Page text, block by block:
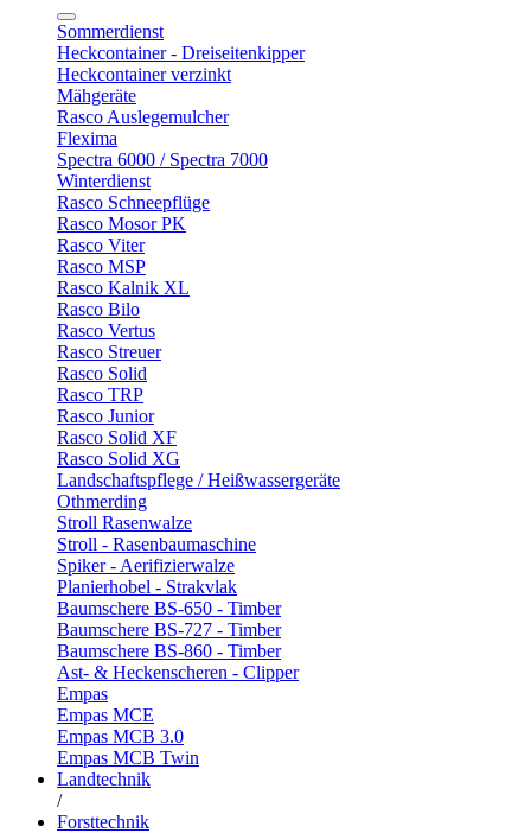
Sommerdienst
Heckcontainer - Dreiseitenkipper
Heckcontainer verzinkt
Mähgeräte
Rasco Auslegemulcher
Flexima
Spectra 6000 / Spectra 7000
Winterdienst
Rasco Schneepflüge
Rasco Mosor PK
Rasco Viter
Rasco MSP
Rasco Kalnik XL
Rasco Bilo
Rasco Vertus
Rasco Streuer
Rasco Solid
Rasco TRP
Rasco Junior
Rasco Solid XF
Rasco Solid XG
Landschaftspflege / Heißwassergeräte
Othmerding
Stroll Rasenwalze
Stroll - Rasenbaumaschine
Spiker - Aerifizierwalze
Planierhobel - Strakvlak
Baumschere BS-650 - Timber
Baumschere BS-727 - Timber
Baumschere BS-860 - Timber
Ast- & Heckenscheren - Clipper
Empas
Empas MCE
Empas MCB 3.0
Empas MCB Twin
Landtechnik
/
Forsttechnik